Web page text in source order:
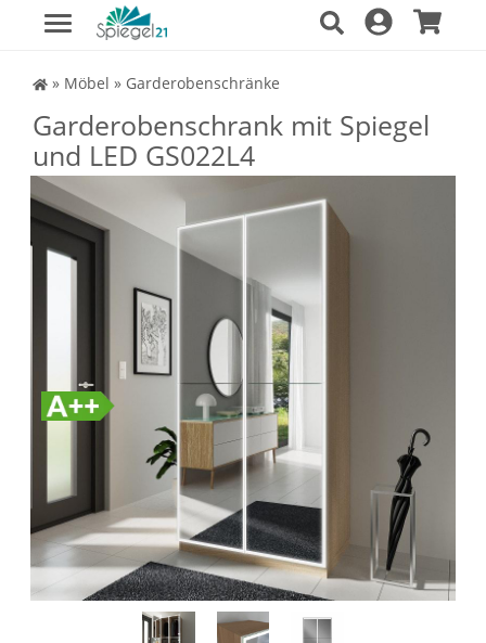
Spiegel Shop
» Möbel » Garderobenschränke
Garderobenschrank mit Spiegel
und LED GS022L4